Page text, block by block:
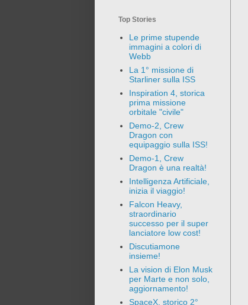
Top Stories
Le prime stupende
immagini a colori di
Webb
La 1° missione di
Starliner sulla ISS
Inspiration 4, storica
prima missione
orbitale "civile"
Demo-2, Crew
Dragon con
equipaggio sulla ISS!
Demo-1, Crew
Dragon è una realtà!
Intelligenza Artificiale,
inizia il viaggio!
Falcon Heavy,
straordinario
successo per il super
lanciatore low cost!
Discutiamone
insieme!
La vision di Elon Musk
per Marte e non solo,
aggiornamento!
SpaceX, storico 2°